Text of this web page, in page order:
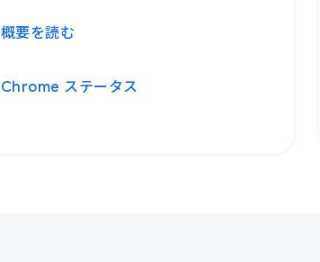
概要を読む
Chrome ステータス